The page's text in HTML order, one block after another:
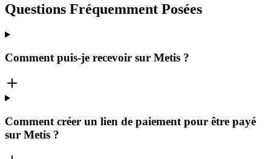
Questions Fréquemment Posées
Comment puis-je recevoir sur Metis ?
Comment créer un lien de paiement pour être payé
sur Metis ?